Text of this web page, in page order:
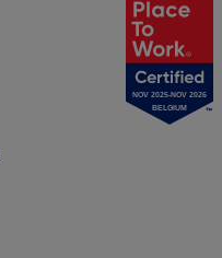
NOV 2025-NOV 2026
BELGIUM